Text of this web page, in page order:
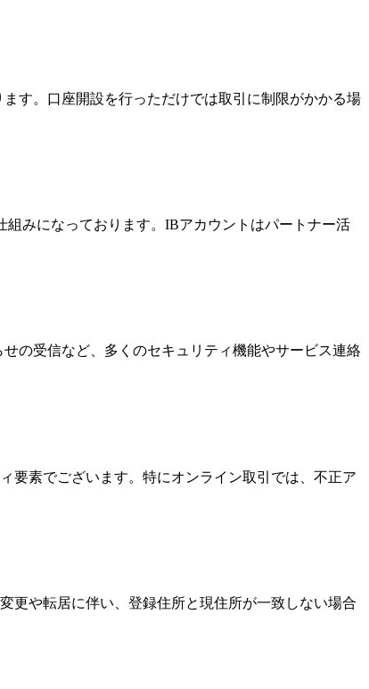
す。口座開設を行っただけでは取引に制限がかかる場
みになっております。IBアカウントはパートナー活
の受信など、多くのセキュリティ機能やサービス連絡
要素でございます。特にオンライン取引では、不正ア
更や転居に伴い、登録住所と現住所が一致しない場合